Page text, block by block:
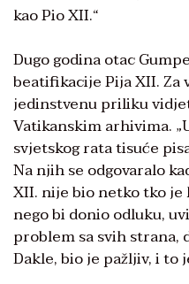
kao Pio XII.“
Dugo godina otac
beatifikacije Pija XII. Za
jedinstvenu priliku
Vatikanskim arhivima.
svjetskog rata tisuće
Na njih se odgovaralo
XII. nije bio netko tko je
nego bi donio odluku,
problem sa svih strana,
Dakle, bio je pažljiv, i to